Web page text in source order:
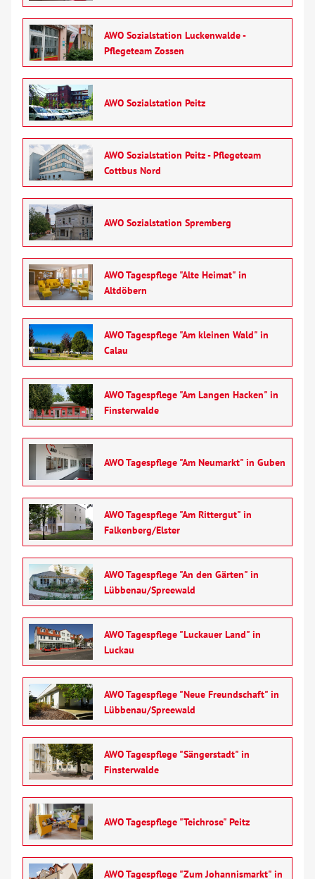
AWO Sozialstation Luckenwalde -
Pflegeteam Zossen
AWO Sozialstation Peitz
AWO Sozialstation Peitz - Pflegeteam
Cottbus Nord
AWO Sozialstation Spremberg
AWO Tagespflege "Alte Heimat" in
Altdöbern
AWO Tagespflege "Am kleinen Wald" in
Calau
AWO Tagespflege "Am Langen Hacken" in
Finsterwalde
AWO Tagespflege "Am Neumarkt" in Guben
AWO Tagespflege "Am Rittergut" in
Falkenberg/Elster
AWO Tagespflege "An den Gärten" in
Lübbenau/Spreewald
AWO Tagespflege "Luckauer Land" in
Luckau
AWO Tagespflege "Neue Freundschaft" in
Lübbenau/Spreewald
AWO Tagespflege "Sängerstadt" in
Finsterwalde
AWO Tagespflege "Teichrose" Peitz
AWO Tagespflege "Zum Johannismarkt" in